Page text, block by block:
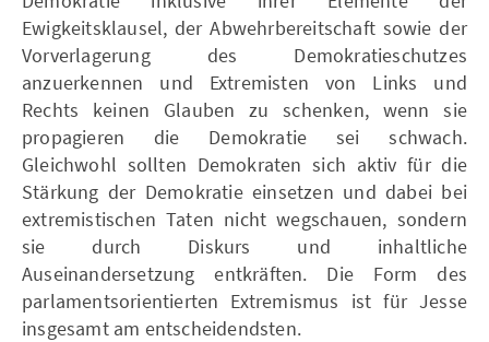
Ewigkeitsklausel, der Abwehrbereitschaft sowie der
Vorverlagerung des Demokratieschutzes
anzuerkennen und Extremisten von Links und
Rechts keinen Glauben zu schenken, wenn sie
propagieren die Demokratie sei schwach.
Gleichwohl sollten Demokraten sich aktiv für die
Stärkung der Demokratie einsetzen und dabei bei
extremistischen Taten nicht wegschauen, sondern
sie durch Diskurs und inhaltliche
Auseinandersetzung entkräften. Die Form des
parlamentsorientierten Extremismus ist für Jesse
insgesamt am entscheidendsten.